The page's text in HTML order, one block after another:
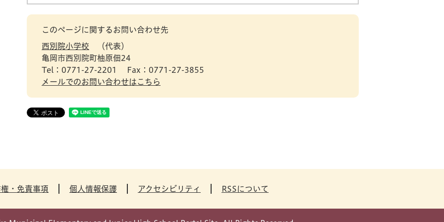
このページに関するお問い合わせ先
西別院小学校
代表
亀岡市西別院町柚原佃24
Tel：0771-27-2201
Fax：0771-27-3855
メールでのお問い合わせはこちら
・免責事項 個人情報保護 アクセシビリティ RSSについて